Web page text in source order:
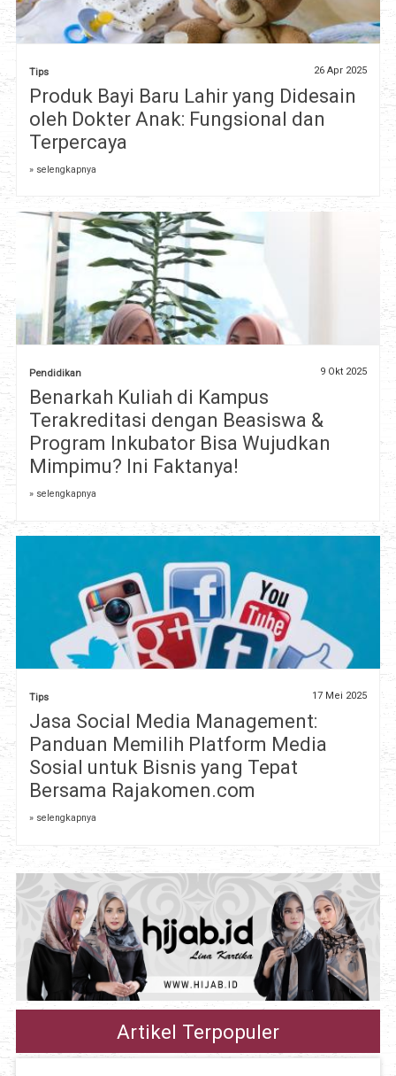
Tips 26 Apr 2025
Produk Bayi Baru Lahir yang Didesain
oleh Dokter Anak: Fungsional dan
Terpercaya
» selengkapnya
Pendidikan 9 Okt 2025
Benarkah Kuliah di Kampus
Terakreditasi dengan Beasiswa &
Program Inkubator Bisa Wujudkan
Mimpimu? Ini Faktanya!
» selengkapnya
Tips 17 Mei 2025
Jasa Social Media Management:
Panduan Memilih Platform Media
Sosial untuk Bisnis yang Tepat
Bersama Rajakomen.com
» selengkapnya
Artikel Terpopuler